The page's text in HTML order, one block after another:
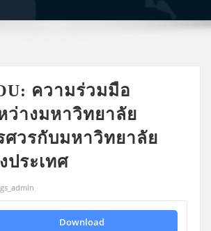
ความร่วมมือ
ว่างมหาวิทยาลัย
ศวรกับมหาวิทยาลัย
ประเทศ
Download